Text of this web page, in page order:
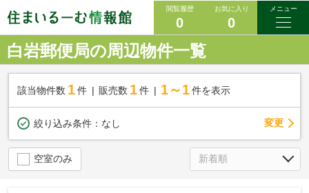
閲覧履歴
0
お気に入り
0
メニュー
白岩郵便局の周辺物件一覧
該当物件数 1件 販売数 1 件 1～1 件を表示
絞り込み条件： なし 変更
空室のみ